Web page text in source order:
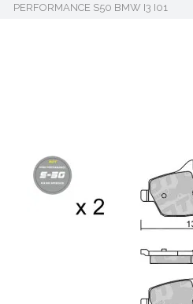
PERFORMANCE S50 BMW I3 I01